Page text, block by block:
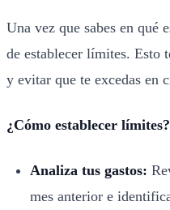
Una vez que sabes en qué
de establecer límites. Esto
y evitar que te excedas en
¿Cómo establecer límites?
Analiza tus gastos:
mes anterior e